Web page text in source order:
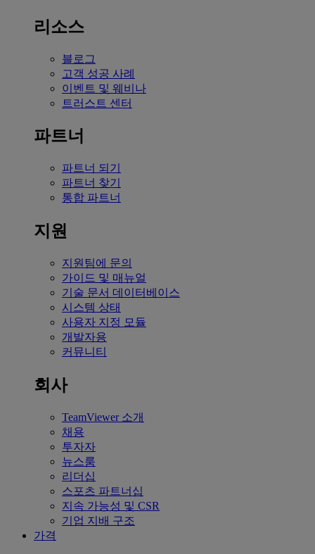
리소스
블로그
고객 성공 사례
이벤트 및 웨비나
트러스트 센터
파트너
파트너 되기
파트너 찾기
통합 파트너
지원
지원팀에 문의
가이드 및 매뉴얼
기술 문서 데이터베이스
시스템 상태
사용자 지정 모듈
개발자용
커뮤니티
회사
TeamViewer 소개
채용
투자자
뉴스룸
리더십
스포츠 파트너십
지속 가능성 및 CSR
기업 지배 구조
가격